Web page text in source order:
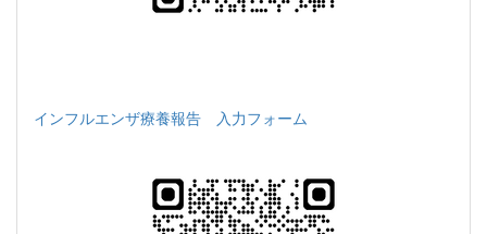
インフルエンザ療養報告 入力フォーム